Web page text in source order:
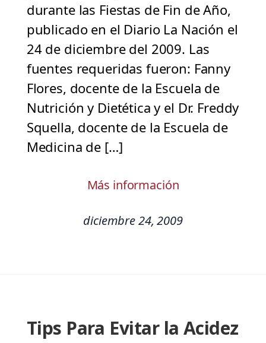
durante las Fiestas de Fin de Año,
publicado en el Diario La Nación el
24 de diciembre del 2009. Las
fuentes requeridas fueron: Fanny
Flores, docente de la Escuela de
Nutrición y Dietética y el Dr. Freddy
Squella, docente de la Escuela de
Medicina de […]
Más información
diciembre 24, 2009
Tips Para Evitar la Acidez